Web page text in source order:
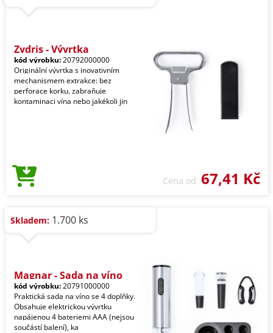
Zydris - Vývrtka
kód výrobku:20792000000
Originální vývrtka s inovativním
mechanismem extrakce: bez
perforace korku, zabraňuje
kontaminaci vína nebo jakékoli jin
Cena od 67,41 Kč
Skladem: 1.700 ks
Magnar - Sada na víno
kód výrobku:20791000000
Praktická sada na víno se 4 doplňky.
Obsahuje elektrickou vývrtku
napájenou 4 bateriemi AAA (nejsou
součástí balení), ka